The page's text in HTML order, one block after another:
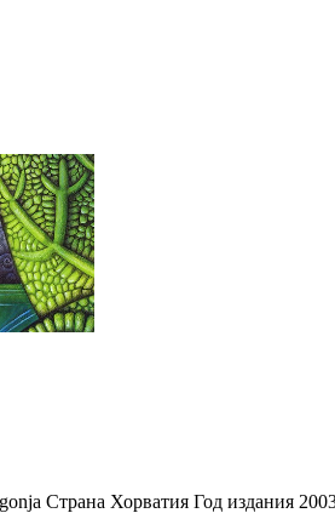
Страна Хорватия Год издания